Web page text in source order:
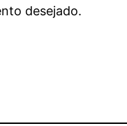
desejado.